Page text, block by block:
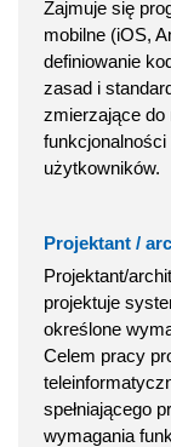
Zajmuje się
mobilne (iOS,
definiowanie
zasad i
zmierzające do
użytkowników.
Projektant /
Projektant/
projektuje
określone
Celem pracy
spełniającego
wymagania